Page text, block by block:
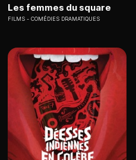
Les femmes du square
FILMS COMÉDIES DRAMATIQUES